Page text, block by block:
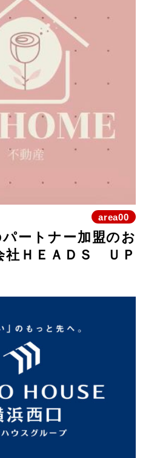
ートナー加盟のお
社ＨＥＡＤＳ ＵＰ
area00